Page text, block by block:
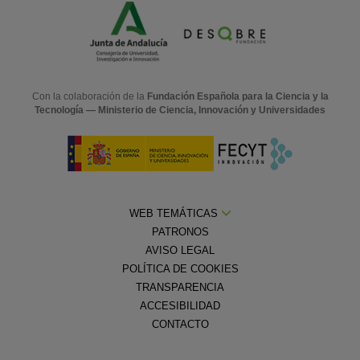
Con la colaboración de la Fundación Española para la Ciencia y la
Tecnología — Ministerio de Ciencia, Innovación y Universidades
WEB TEMÁTICAS
PATRONOS
AVISO LEGAL
POLÍTICA DE COOKIES
TRANSPARENCIA
ACCESIBILIDAD
CONTACTO